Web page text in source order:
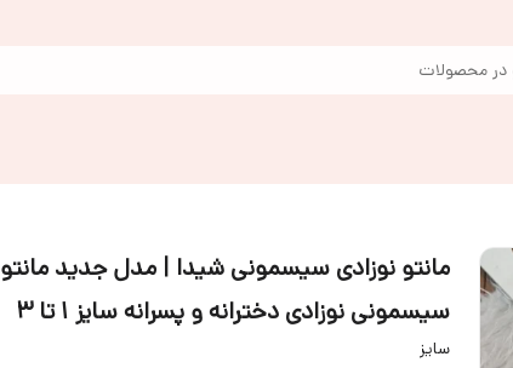
محصولات
مانتو نوزادی سیسمونی شیدا | مدل جدید مانتو
سیسمونی نوزادی دخترانه و پسرانه سایز ۱ تا ۳
سایز